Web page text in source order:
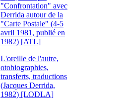
"Confrontation" avec
Derrida autour de la
"Carte Postale" (4-5
avril 1981, publié en
1982) [ATL]
L'oreille de l'autre,
otobiographies,
transferts, traductions
(Jacques Derrida,
1982) [LODLA]